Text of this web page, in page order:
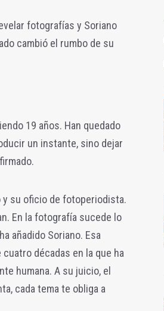
fotografías y Soriano
cambió el rumbo de su
19 años. Han quedado
un instante, sino dejar
y su oficio de fotoperiodista.
En la fotografía sucede lo
añadido Soriano. Esa
décadas en la que ha
humana. A su juicio, el
cada tema te obliga a